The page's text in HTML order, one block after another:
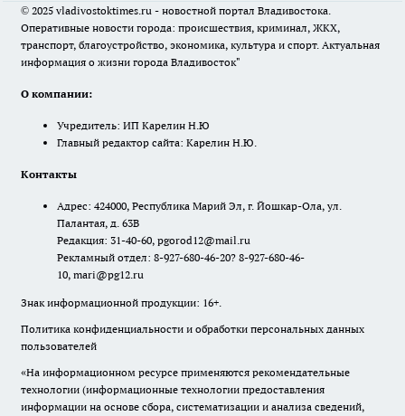
© 2025 vladivostoktimes.ru - новостной портал Владивостока.
Оперативные новости города: происшествия, криминал, ЖКХ,
транспорт, благоустройство, экономика, культура и спорт. Актуальная
информация о жизни города Владивосток"
О компании:
Учредитель: ИП Карелин Н.Ю
Главный редактор сайта: Карелин Н.Ю.
Контакты
Адрес: 424000, Республика Марий Эл, г. Йошкар-Ола, ул.
Палантая, д. 63В
Редакция: 31-40-60, pgorod12@mail.ru
Рекламный отдел: 8-927-680-46-20? 8-927-680-46-
10, mari@pg12.ru
Знак информационной продукции: 16+.
Политика конфиденциальности и обработки персональных данных
пользователей
«На информационном ресурсе применяются рекомендательные
технологии (информационные технологии предоставления
информации на основе сбора, систематизации и анализа сведений,